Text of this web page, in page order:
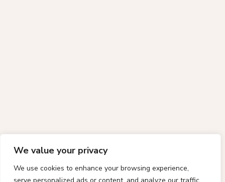
We value your privacy
We use cookies to enhance your browsing experience,